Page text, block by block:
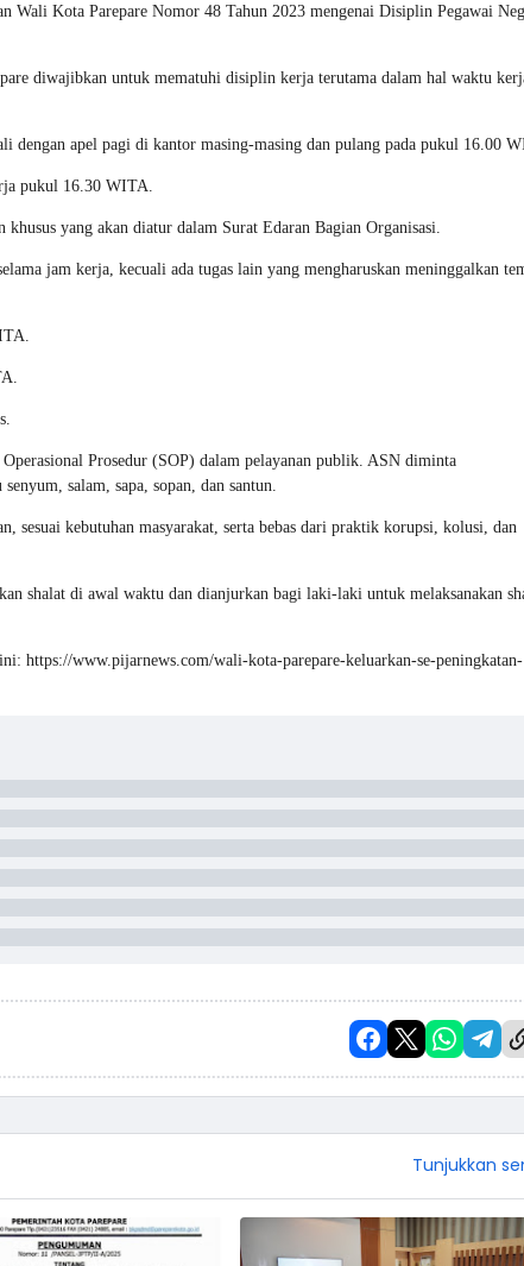
Wali Kota Parepare Nomor 48 Tahun 2023 mengenai Disiplin Pegawai
diwajibkan untuk mematuhi disiplin kerja terutama dalam hal waktu
apel pagi di kantor masing-masing dan pulang pada pukul 16.00
pukul 16.30 WITA.
yang akan diatur dalam Surat Edaran Bagian Organisasi.
jam kerja, kecuali ada tugas lain yang mengharuskan meninggalkan
Prosedur (SOP) dalam pelayanan publik. ASN diminta
salam, sapa, sopan, dan santun.
sesuai kebutuhan masyarakat, serta bebas dari praktik korupsi, kolusi, dan
shalat di awal waktu dan dianjurkan bagi laki-laki untuk melaksanakan
https://www.pijarnews.com/wali-kota-parepare-keluarkan-se-peningkatan-
Tunjukkan